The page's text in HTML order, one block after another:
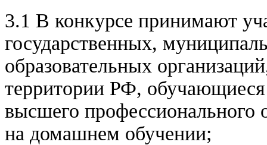
3.1 В конкурсе принимают
государственных,
образовательных
территории РФ, обучающиеся
высшего профессионального
на домашнем обучении;